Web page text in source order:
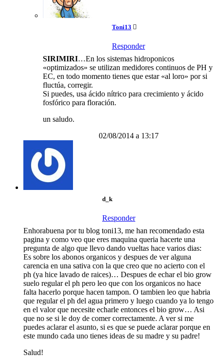
Toni13
Responder
SIRIMIRI…En los sistemas hidroponicos
«optimizados» se utilizan medidores continuos de PH y
EC, en todo momento tienes que estar «al loro» por si
fluctúa, corregir.
Si puedes, usa ácido nítrico para crecimiento y ácido
fosfórico para floración.
un saludo.
02/08/2014 a 13:17
d_k
Responder
Enhorabuena por tu blog toni13, me han recomendado esta
pagina y como veo que eres maquina queria hacerte una
pregunta de algo que llevo dando vueltas hace varios dias:
Es sobre los abonos organicos y despues de ver alguna
carencia en una sativa con la que creo que no acierto con el
ph (ya hice lavado de raices)… Despues de echar el bio grow
suelo regular el ph pero leo que con los organicos no hace
falta hacerlo porque hacen tampon. O tambien leo que habria
que regular el ph del agua primero y luego cuando ya lo tengo
en el valor que necesite echarle entonces el bio grow… Asi
que no se si le doy de comer correctamente. A ver si me
puedes aclarar el asunto, si es que se puede aclarar porque en
este mundo cada uno tienes ideas de su madre y su padre!
Salud!